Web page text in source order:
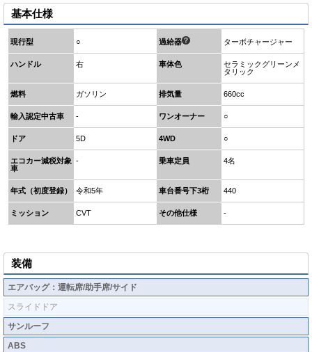
基本仕様
現行型 ○ 過給器 ターボチャージャー
ハンドル 右 車体色
セラミックグリーンメ
タリック
燃料 ガソリン 排気量 660cc
輸入認定中古車 - ワンオーナー ○
ドア 5D 4WD ○
エコカー減税対象
車
- 乗車定員 4名
年式（初度登録） 令和5年 車台番号下3桁 440
ミッション CVT その他仕様 -
装備
エアバッグ：運転席/助手席/サイド
スライドドア
サンルーフ
ABS